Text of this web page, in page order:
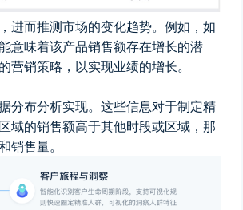
进而推测市场的变化趋势。例如，如
意味着该产品销售额存在增长的潜
销策略，以实现业绩的增长。
分布分析实现。这些信息对于制定精
域的销售额高于其他时段或区域，那
售量。